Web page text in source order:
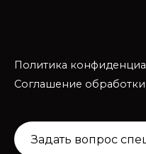
Политика
Соглашение
Задать вопрос